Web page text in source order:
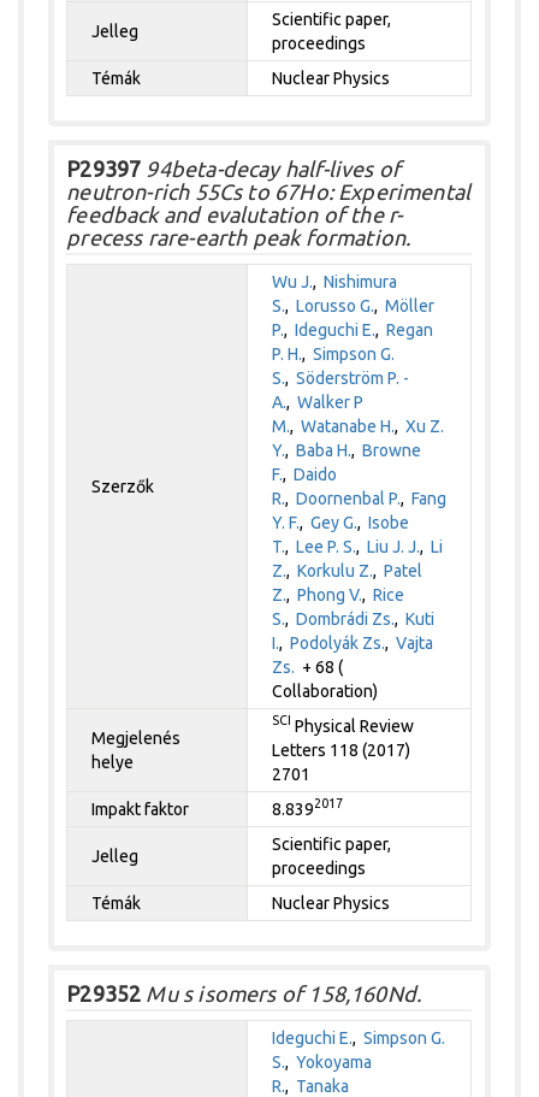
Jelleg
Scientific paper,
proceedings
Témák
Nuclear Physics
P29397 94beta-decay half-lives of
neutron-rich 55Cs to 67Ho: Experimental
feedback and evalutation of the r-
precess rare-earth peak formation.
Szerzők
Wu J.,Nishimura
S.,Lorusso G.,Möller
P.,Ideguchi E.,Regan
P. H.,Simpson G.
S.,Söderström P. -
A.,Walker P
M.,Watanabe H.,Xu Z.
Y.,Baba H.,Browne
F.,Daido
R.,Doornenbal P.,Fang
Y. F.,Gey G.,Isobe
T.,Lee P. S.,Liu J. J.,Li
Z.,Korkulu Z.,Patel
Z.,Phong V.,Rice
S.,Dombrádi Zs.,Kuti
I.,Podolyák Zs.,Vajta
Zs. + 68 (
Collaboration)
Megjelenés
helye
SCI Physical Review
Letters 118 (2017)
2701
Impakt faktor
8.8392017
Jelleg
Scientific paper,
proceedings
Témák
Nuclear Physics
P29352 Mu s isomers of 158,160Nd.
Ideguchi E.,Simpson G.
S.,Yokoyama
R., Tanaka